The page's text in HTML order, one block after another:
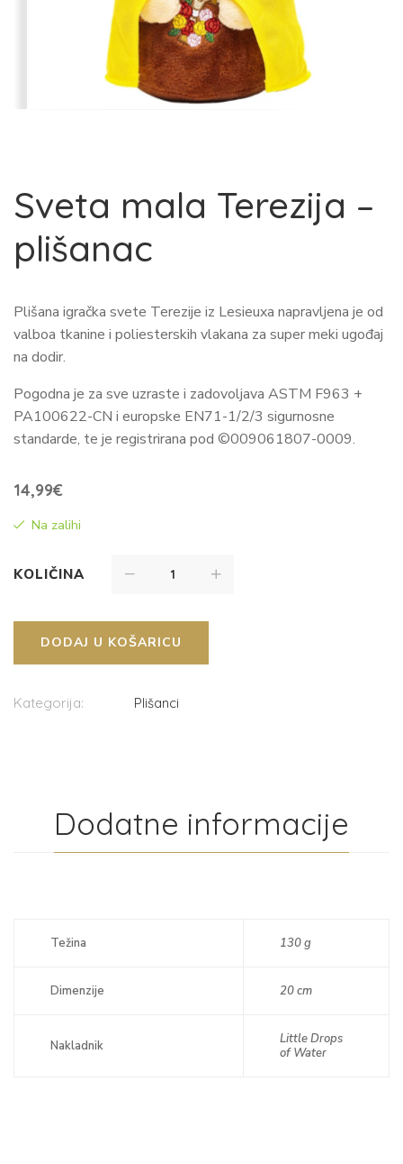
Sveta mala Terezija –
plišanac
Plišana igračka svete Terezije iz Lesieuxa napravljena je od
valboa tkanine i poliesterskih vlakana za super meki ugođaj
na dodir.
Pogodna je za sve uzraste i zadovoljava ASTM F963 +
PA100622-CN i europske EN71-1/2/3 sigurnosne
standarde, te je registrirana pod ©009061807-0009.
14,99€
Na zalihi
KOLIČINA
DODAJ U KOŠARICU
Kategorija: Plišanci
Dodatne informacije
Težina 130 g
Dimenzije 20 cm
Nakladnik
Little Drops
of Water